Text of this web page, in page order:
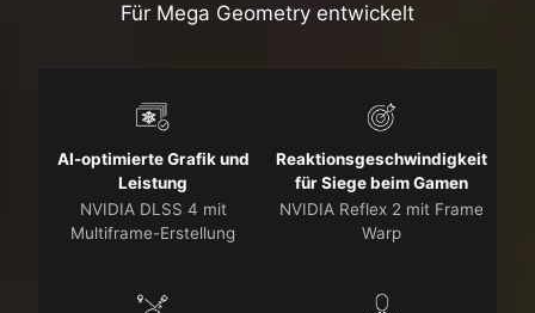
Für Mega Geometry entwickelt
AI-optimierte Grafik und
Leistung
NVIDIA DLSS 4 mit
Multiframe-Erstellung
Reaktionsgeschwindigkeit
für Siege beim Gamen
NVIDIA Reflex 2 mit Frame
Warp